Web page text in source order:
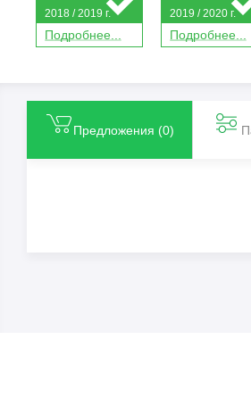
Подробнее...
2018 / 2019 г.
Подробнее...
2019 / 2020 г.
Предложения (0)